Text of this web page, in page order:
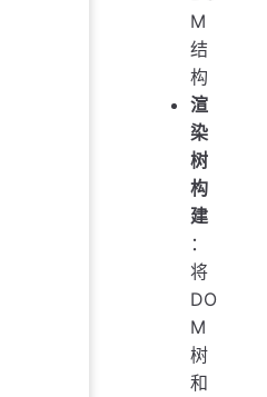
M
结
构
渲
染
树
构
建
：
将
DO
M
树
和